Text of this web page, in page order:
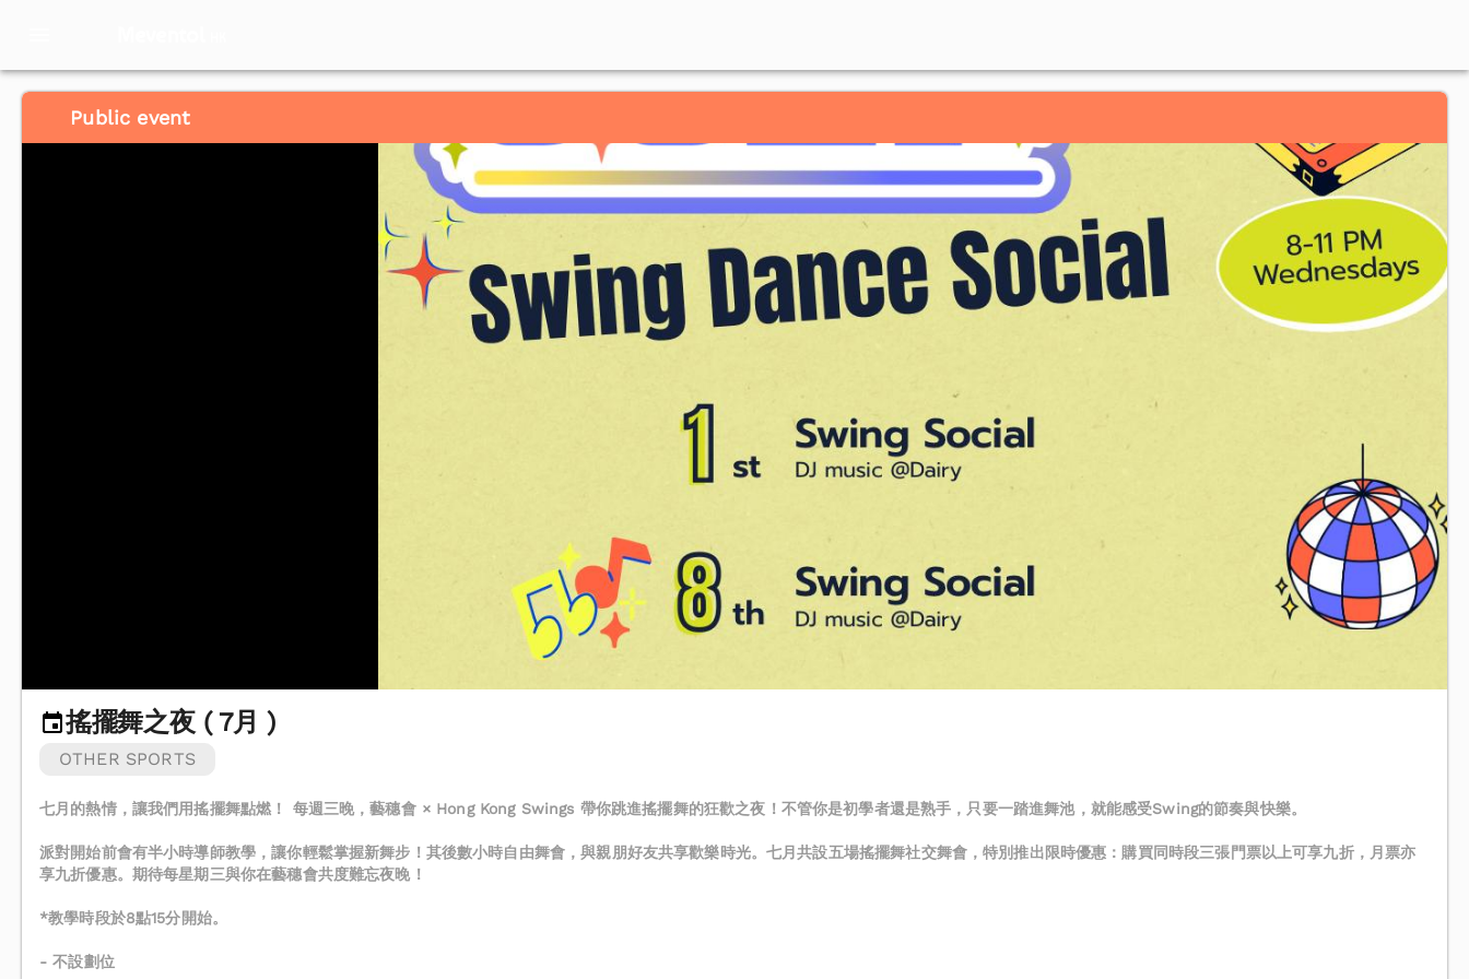
Public event
搖擺舞之夜 ( 7月 )
OTHER SPORTS
七月的熱情，讓我們用搖擺舞點燃！ 每週三晚，藝穗會 × Hong Kong Swings 帶你跳進搖擺舞的狂歡之夜！不管你是初學者還是熟手，只要一踏進舞池，就能感受Swing的節奏與快樂。
派對開始前會有半小時導師教學，讓你輕鬆掌握新舞步！其後數小時自由舞會，與親朋好友共享歡樂時光。七月共設五場搖擺舞社交舞會，特別推出限時優惠：購買同時段三張門票以上可享九折，月票亦
享九折優惠。期待每星期三與你在藝穗會共度難忘夜晚！
*教學時段於8點15分開始。
- 不設劃位